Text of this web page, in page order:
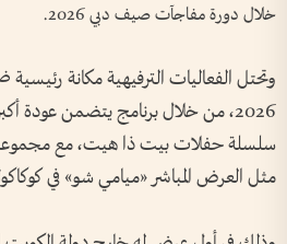
خلال دورة مفاجآت صيف دبي 2026.
وتحتل الفعاليات الترفيهية مكانة
2026، من خلال برنامج يتضمن عودة
سلسلة حفلات بيت ذا هيت، مع مجموعة
مثل العرض المباشر «ميامي شو» في كوكاكولا أرينا